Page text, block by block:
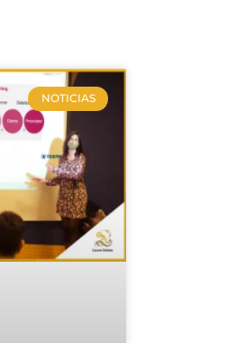
NOTICIAS